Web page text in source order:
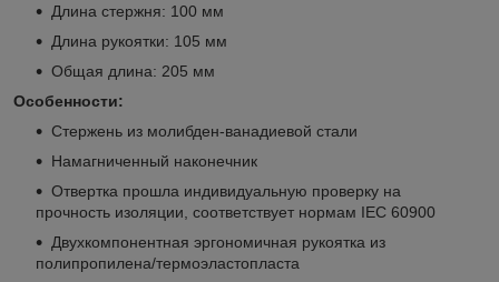
Длина стержня: 100 мм
Длина рукоятки: 105 мм
Общая длина: 205 мм
Особенности:
Стержень из молибден-ванадиевой стали
Намагниченный наконечник
Отвертка прошла индивидуальную проверку на
прочность изоляции, соответствует нормам IEC 60900
Двухкомпонентная эргономичная рукоятка из
полипропилена/термоэластопласта